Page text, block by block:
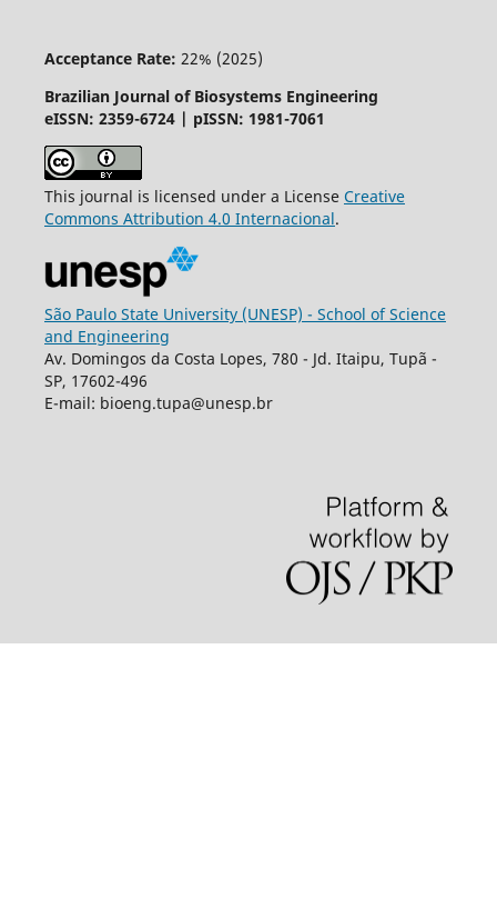
Acceptance Rate: 22% (2025)
Brazilian Journal of Biosystems Engineering
eISSN: 2359-6724 | pISSN: 1981-7061
This journal is licensed under a License Creative
Commons Attribution 4.0 Internacional.
São Paulo State University (UNESP) - School of Science
and Engineering
Av. Domingos da Costa Lopes, 780 - Jd. Itaipu, Tupã -
SP, 17602-496
E-mail: bioeng.tupa@unesp.br